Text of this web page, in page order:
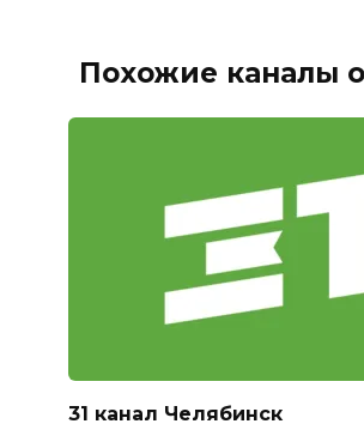
Похожие каналы
31 канал Челябинск